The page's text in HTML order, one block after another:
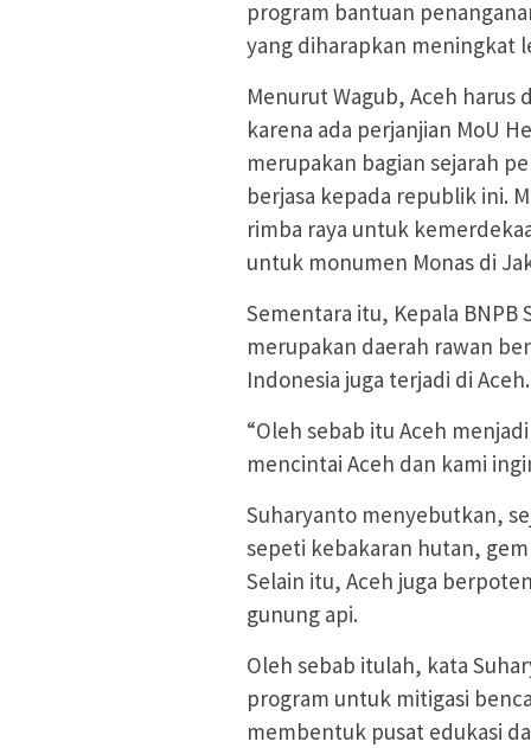
program bantuan
yang diharapkan meningkat
Menurut Wagub, Aceh harus
karena ada perjanjian MoU
merupakan bagian sejarah
berjasa kepada republik ini.
rimba raya untuk
untuk monumen Monas di
Sementara itu, Kepala
merupakan daerah rawan
Indonesia juga terjadi di Aceh.
“Oleh sebab itu Aceh
mencintai Aceh dan kami
Suharyanto menyebutkan,
sepeti kebakaran hutan,
Selain itu, Aceh juga
gunung api.
Oleh sebab itulah, kata
program untuk mitigasi
membentuk pusat edukasi